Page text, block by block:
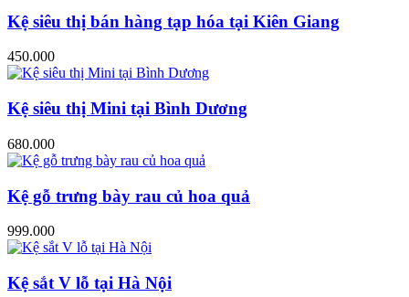
Kệ siêu thị bán hàng tạp hóa tại Kiên Giang
450.000
Kệ siêu thị Mini tại Bình Dương
680.000
Kệ gỗ trưng bày rau củ hoa quả
999.000
Kệ sắt V lỗ tại Hà Nội